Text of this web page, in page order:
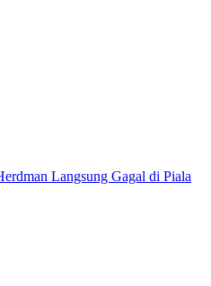
Langsung Gagal di Piala